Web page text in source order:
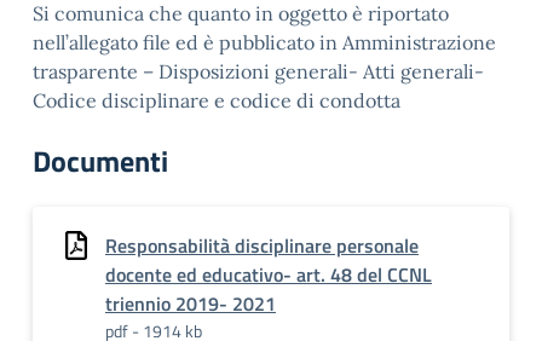
Si comunica che quanto in oggetto è riportato
nell’allegato file ed è pubblicato in Amministrazione
trasparente – Disposizioni generali- Atti generali-
Codice disciplinare e codice di condotta
Documenti
Responsabilità disciplinare personale
docente ed educativo- art. 48 del CCNL
triennio 2019- 2021
pdf - 1914 kb